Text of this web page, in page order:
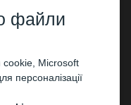
файли
cookie, Microsoft
персоналізації